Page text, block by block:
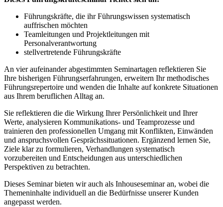
Führungskräfte, die ihr Führungswissen systematisch
auffrischen möchten
Teamleitungen und Projektleitungen mit
Personalverantwortung
stellvertretende Führungskräfte
An vier aufeinander abgestimmten Seminartagen reflektieren Sie
Ihre bisherigen Führungserfahrungen, erweitern Ihr methodisches
Führungsrepertoire und wenden die Inhalte auf konkrete Situationen
aus Ihrem beruflichen Alltag an.
Sie reflektieren die die Wirkung Ihrer Persönlichkeit und Ihrer
Werte, analysieren Kommunikations- und Teamprozesse und
trainieren den professionellen Umgang mit Konflikten, Einwänden
und anspruchsvollen Gesprächssituationen. Ergänzend lernen Sie,
Ziele klar zu formulieren, Verhandlungen systematisch
vorzubereiten und Entscheidungen aus unterschiedlichen
Perspektiven zu betrachten.
Dieses Seminar bieten wir auch als Inhouseseminar an, wobei die
Themeninhalte individuell an die Bedürfnisse unserer Kunden
angepasst werden.